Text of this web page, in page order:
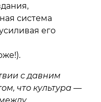
система
его
с давним
что культура —